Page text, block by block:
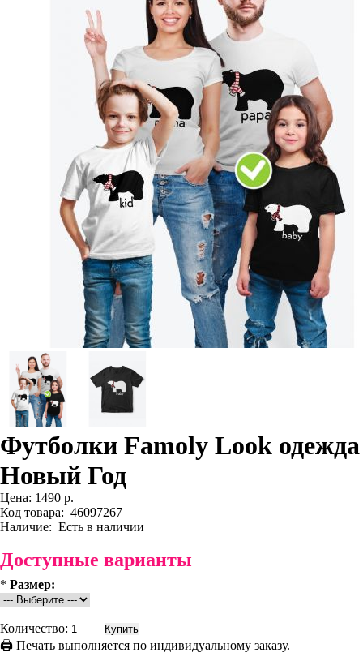
Футболки Famoly Look одежда
Новый Год
Цена: 1490 р.
Код товара: 46097267
Наличие: Есть в наличии
Доступные варианты
* Размер:
Количество:
🖨 Печать выполняется по индивидуальному заказу.